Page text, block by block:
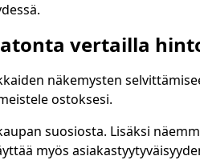
vertailla
näkemysten
ostoksesi.
suosiosta. Lisäksi
myös